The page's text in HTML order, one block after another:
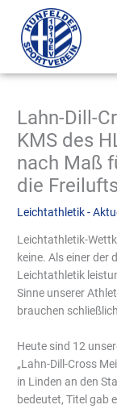
Inhalt
springen
Lahn-Dill-
KMS des
nach Maß
die
Leichtathletik -
Leichtathletik-
keine. Als einer der
Leichtathletik
Sinne unserer
brauchen
Heute sind 12
„Lahn-Dill-Cross
in Linden an den
bedeutet, Titel gab